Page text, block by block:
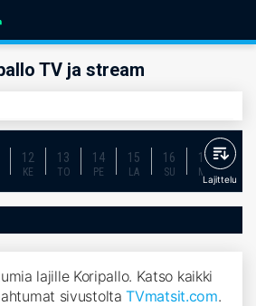
TV ja stream
12
KE
13
TO
14
PE
15
LA
16
SU
17
MA
18
Lajittelu
lajille Koripallo. Katso kaikki
sivustoltaTVmatsit.com.